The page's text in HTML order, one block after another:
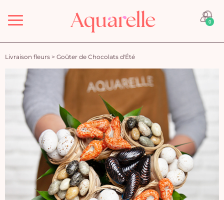
Menu 0
Livraison fleurs > Goûter de Chocolats d'Été